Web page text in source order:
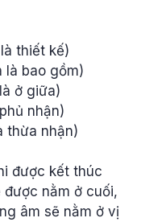
thiết kế)
là bao gồm)
ở giữa)
nhận)
thừa nhận)
được kết thúc
được nằm ở cuối,
âm sẽ nằm ở vị